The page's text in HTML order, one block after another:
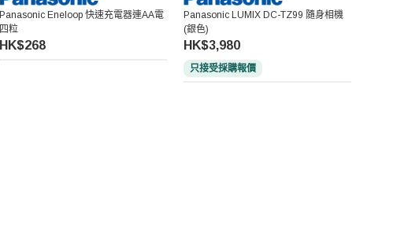
Panasonic Eneloop 快速充電器連AA電
四粒
HK$268
Panasonic LUMIX DC-TZ99 隨身相機
(銀色)
HK$3,980
只接受採購報價